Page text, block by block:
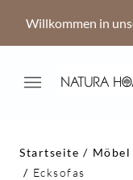
Willkommen in
Startseite Möbel
Ecksofas